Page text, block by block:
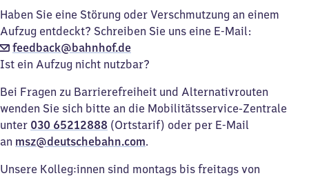
Haben Sie eine Störung oder Verschmutzung an einem
Aufzug entdeckt? Schreiben Sie uns eine E-Mail:
feedback@bahnhof.de
Ist ein Aufzug nicht nutzbar?
Bei Fragen zu Barrierefreiheit und Alternativrouten
wenden Sie sich bitte an die Mobilitätsservice-Zentrale
unter 030 65212888 (Ortstarif) oder per E-Mail
an msz@deutschebahn.com.
Unsere Kolleg:innen sind montags bis freitags von